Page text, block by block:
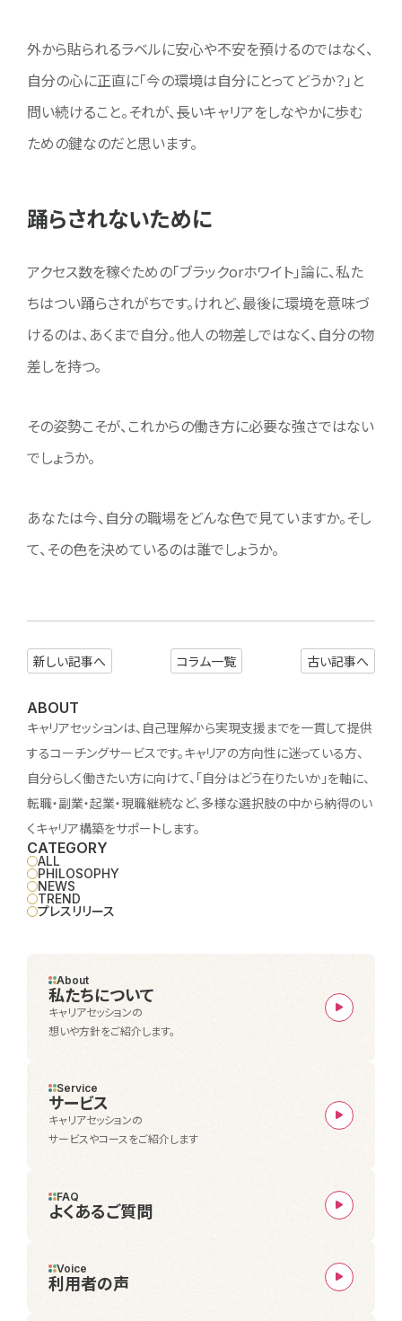
外から貼られるラベルに安心や不安を預けるのではなく、
自分の心に正直に「今の環境は自分にとってどうか？」と
問い続けること。それが、長いキャリアをしなやかに歩む
ための鍵なのだと思います。
踊らされないために
アクセス数を稼ぐための「ブラックorホワイト」論に、私た
ちはつい踊らされがちです。けれど、最後に環境を意味づ
けるのは、あくまで自分。他人の物差しではなく、自分の物
差しを持つ。
その姿勢こそが、これからの働き方に必要な強さではない
でしょうか。
あなたは今、自分の職場をどんな色で見ていますか。そし
て、その色を決めているのは誰でしょうか。
新しい記事へ コラム一覧 古い記事へ
ABOUT
キャリアセッションは、自己理解から実現支援までを一貫して提供
するコーチングサービスです。キャリアの方向性に迷っている方、
自分らしく働きたい方に向けて、「自分はどう在りたいか」を軸に、
転職・副業・起業・現職継続など、多様な選択肢の中から納得のい
くキャリア構築をサポートします。
CATEGORY
ALL
PHILOSOPHY
NEWS
TREND
プレスリリース
About
私たちについて
キャリアセッションの
想いや方針をご紹介します。
Service
サービス
キャリアセッションの
サービスやコースをご紹介します
FAQ
よくあるご質問
Voice
利用者の声